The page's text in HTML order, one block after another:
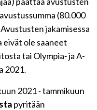
(80.000
jakamisessa
eivät ole saaneet
tai Olympia- ja A-
2021.
2021 - tammikuun
pyritään